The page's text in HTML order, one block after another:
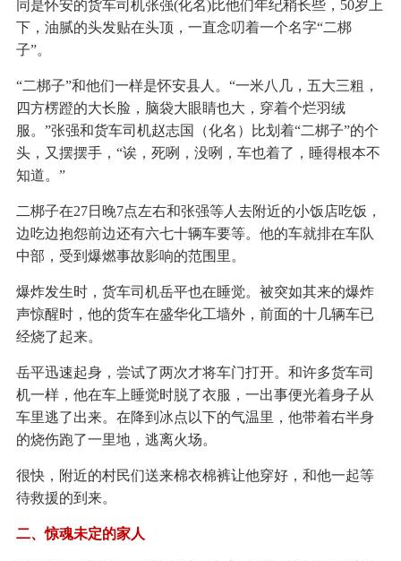
同是怀安的货车司机张强(化名)比他们年纪稍长些，50岁上
下，油腻的头发贴在头顶，一直念叨着一个名字“二梆
子”。
“二梆子”和他们一样是怀安县人。“一米八几，五大三粗，
四方楞蹬的大长脸，脑袋大眼睛也大，穿着个烂羽绒
服。”张强和货车司机赵志国（化名）比划着“二梆子”的个
头，又摆摆手，“诶，死咧，没咧，车也着了，睡得根本不
知道。”
二梆子在27日晚7点左右和张强等人去附近的小饭店吃饭，
边吃边抱怨前边还有六七十辆车要等。他的车就排在车队
中部，受到爆燃事故影响的范围里。
爆炸发生时，货车司机岳平也在睡觉。被突如其来的爆炸
声惊醒时，他的货车在盛华化工墙外，前面的十几辆车已
经烧了起来。
岳平迅速起身，尝试了两次才将车门打开。和许多货车司
机一样，他在车上睡觉时脱了衣服，一出事便光着身子从
车里逃了出来。在降到冰点以下的气温里，他带着右半身
的烧伤跑了一里地，逃离火场。
很快，附近的村民们送来棉衣棉裤让他穿好，和他一起等
待救援的到来。
二、惊魂未定的家人